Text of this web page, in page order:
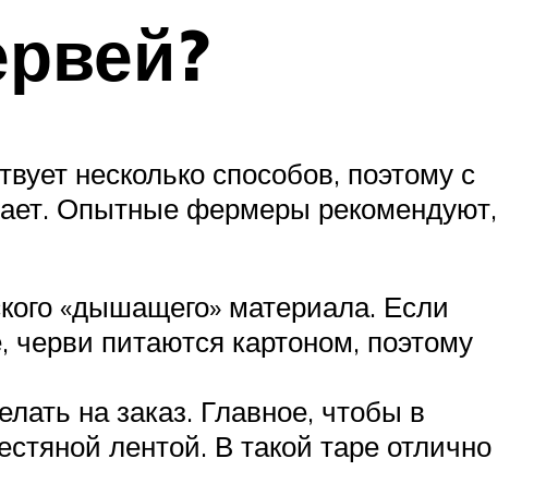
несколько способов, поэтому с
Опытные фермеры рекомендуют,
«дышащего» материала. Если
черви питаются картоном, поэтому
на заказ. Главное, чтобы в
лентой. В такой таре отлично